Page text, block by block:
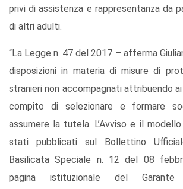
privi di assistenza e rappresentanza da
di altri adulti.
“La Legge n. 47 del 2017 – afferma
disposizioni in materia di misure di
stranieri non accompagnati attribuendo ai
compito di selezionare e formare
assumere la tutela. L’Avviso e il
stati pubblicati sul Bollettino
Basilicata Speciale n. 12 del 08
pagina istituzionale del Garante